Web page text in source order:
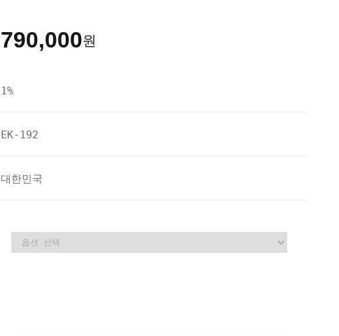
790,000원
1%
EK-192
대한민국